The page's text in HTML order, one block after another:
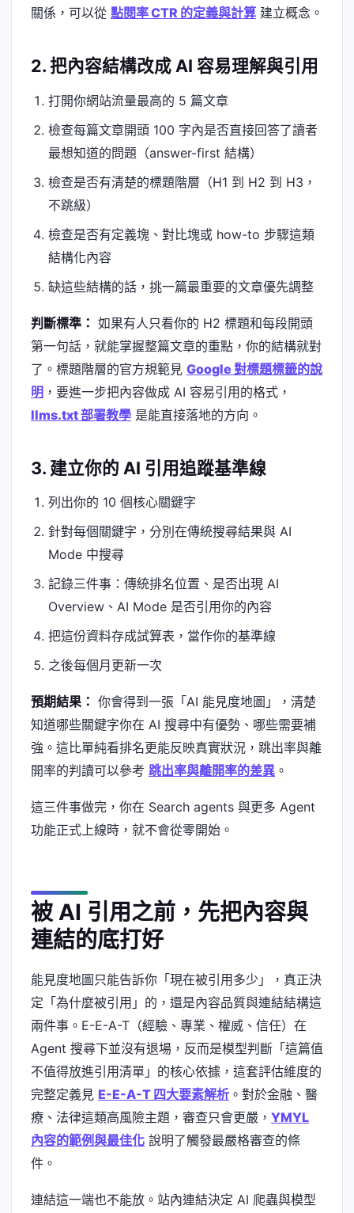
關係，可以從 點閱率 CTR 的定義與計算 建立概念。
2. 把內容結構改成 AI 容易理解與引用
打開你網站流量最高的 5 篇文章
檢查每篇文章開頭 100 字內是否直接回答了讀者
最想知道的問題（answer-first 結構）
檢查是否有清楚的標題階層（H1 到 H2 到 H3，
不跳級）
檢查是否有定義塊、對比塊或 how-to 步驟這類
結構化內容
缺這些結構的話，挑一篇最重要的文章優先調整
判斷標準： 如果有人只看你的 H2 標題和每段開頭
第一句話，就能掌握整篇文章的重點，你的結構就對
了。標題階層的官方規範見 Google 對標題標籤的說
明 ，要進一步把內容做成 AI 容易引用的格式，
llms.txt 部署教學 是能直接落地的方向。
3. 建立你的 AI 引用追蹤基準線
列出你的 10 個核心關鍵字
針對每個關鍵字，分別在傳統搜尋結果與 AI
Mode 中搜尋
記錄三件事：傳統排名位置、是否出現 AI
Overview、AI Mode 是否引用你的內容
把這份資料存成試算表，當作你的基準線
之後每個月更新一次
預期結果： 你會得到一張「AI 能見度地圖」，清楚
知道哪些關鍵字你在 AI 搜尋中有優勢、哪些需要補
強。這比單純看排名更能反映真實狀況，跳出率與離
開率的判讀可以參考 跳出率與離開率的差異 。
這三件事做完，你在 Search agents 與更多 Agent
功能正式上線時，就不會從零開始。
被 AI 引用之前，先把內容與
連結的底打好
能見度地圖只能告訴你「現在被引用多少」，真正決
定「為什麼被引用」的，還是內容品質與連結結構這
兩件事。E-E-A-T（經驗、專業、權威、信任）在
Agent 搜尋下並沒有退場，反而是模型判斷「這篇值
不值得放進引用清單」的核心依據，這套評估維度的
完整定義見 E-E-A-T 四大要素解析 。對於金融、醫
療、法律這類高風險主題，審查只會更嚴， YMYL
內容的範例與最佳化 說明了觸發最嚴格審查的條
件。
連結這一端也不能放。站內連結決定 AI 爬蟲與模型